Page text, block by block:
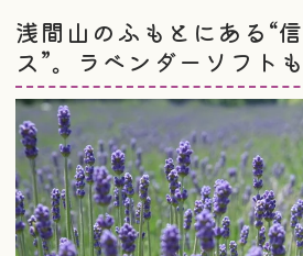
浅間山のふもとにある“
ス”。ラベンダーソフト